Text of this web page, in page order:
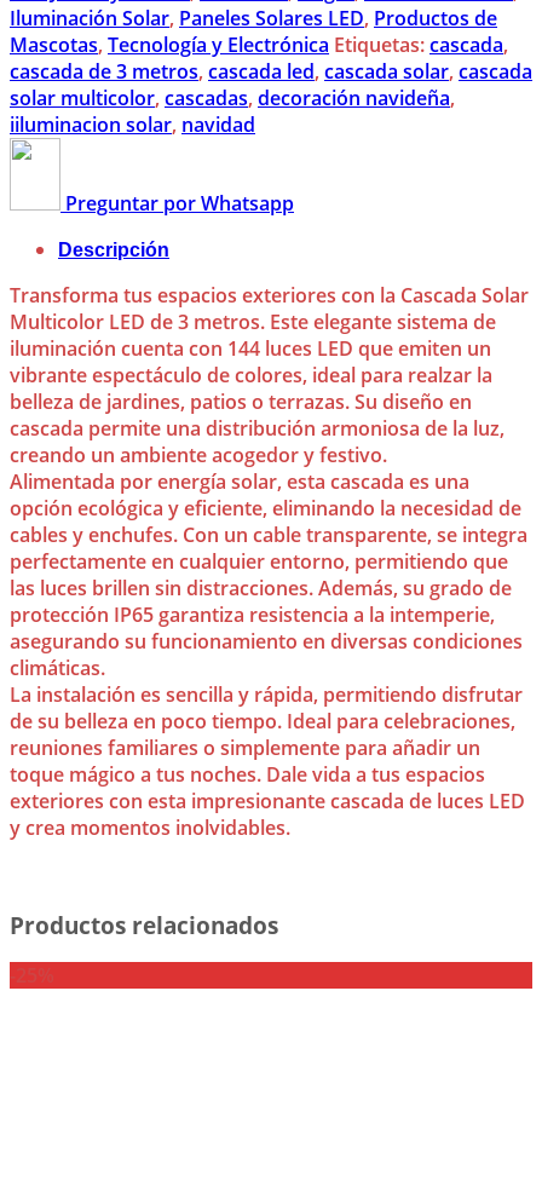
Iluminación Solar, Paneles Solares LED, Productos de
Mascotas, Tecnología y Electrónica Etiquetas:cascada,
cascada de 3 metros, cascada led, cascada solar, cascada
solar multicolor, cascadas, decoración navideña,
iiluminacion solar, navidad
Preguntar por Whatsapp
Descripción
Transforma tus espacios exteriores con la Cascada Solar
Multicolor LED de 3 metros. Este elegante sistema de
iluminación cuenta con 144 luces LED que emiten un
vibrante espectáculo de colores, ideal para realzar la
belleza de jardines, patios o terrazas. Su diseño en
cascada permite una distribución armoniosa de la luz,
creando un ambiente acogedor y festivo.
Alimentada por energía solar, esta cascada es una
opción ecológica y eficiente, eliminando la necesidad de
cables y enchufes. Con un cable transparente, se integra
perfectamente en cualquier entorno, permitiendo que
las luces brillen sin distracciones. Además, su grado de
protección IP65 garantiza resistencia a la intemperie,
asegurando su funcionamiento en diversas condiciones
climáticas.
La instalación es sencilla y rápida, permitiendo disfrutar
de su belleza en poco tiempo. Ideal para celebraciones,
reuniones familiares o simplemente para añadir un
toque mágico a tus noches. Dale vida a tus espacios
exteriores con esta impresionante cascada de luces LED
y crea momentos inolvidables.
Productos relacionados